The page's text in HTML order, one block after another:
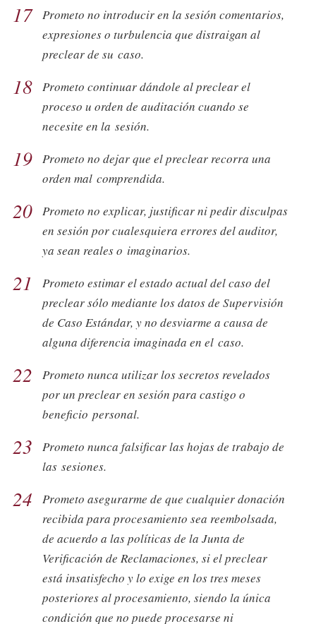
17 Prometo no introducir en la sesión comentarios,
expresiones o turbulencia que distraigan al
preclear de su caso.
18
Prometo continuar dándole al preclear el
proceso u orden de auditación cuando se
necesite en la sesión.
19
Prometo no dejar que el preclear recorra una
orden mal comprendida.
20
Prometo no explicar, justificar ni pedir disculpas
en sesión por cualesquiera errores del auditor,
ya sean reales o imaginarios.
21
Prometo estimar el estado actual del caso del
preclear sólo mediante los datos de Supervisión
de Caso Estándar, y no desviarme a causa de
alguna diferencia imaginada en el caso.
22
Prometo nunca utilizar los secretos revelados
por un preclear en sesión para castigo o
beneficio personal.
23
Prometo nunca falsificar las hojas de trabajo de
las sesiones.
24
Prometo asegurarme de que cualquier donación
recibida para procesamiento sea reembolsada,
de acuerdo a las políticas de la Junta de
Verificación de Reclamaciones, si el preclear
está insatisfecho y lo exige en los tres meses
posteriores al procesamiento, siendo la única
condición que no puede procesarse ni